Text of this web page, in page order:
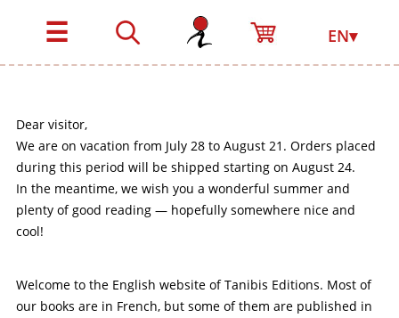
☰ EN▾
Dear visitor,
We are on vacation from July 28 to August 21. Orders placed
during this period will be shipped starting on August 24.
In the meantime, we wish you a wonderful summer and
plenty of good reading — hopefully somewhere nice and
cool!
Welcome to the English website of Tanibis Editions. Most of
our books are in French, but some of them are published in